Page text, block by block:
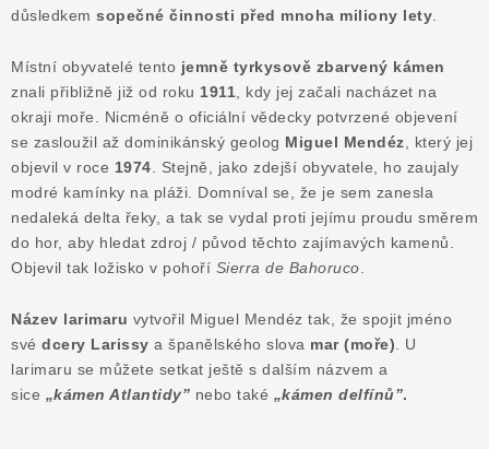
Výkup minerálů a drahých kamenů
Formulář pro uplatnění reklamace
Formulář pro odstoupení od smlouvy
Poučení o právu na odstoupení od smlouvy
důsledkem sopečné činnosti před mnoha miliony lety
Místní obyvatelé tento jemně tyrkysově zbarvený kámen
znali přibližně již od roku 1911 , kdy jej začali nacházet na
okraji moře. Nicméně o oficiální vědecky potvrzené objevení
se zasloužil až dominikánský geolog Miguel Mendéz , který jej
objevil v roce 1974 . Stejně, jako zdejší obyvatele, ho zaujaly
modré kamínky na pláži. Domníval se, že je sem zanesla
nedaleká delta řeky, a tak se vydal proti jejímu proudu směrem
do hor, aby hledat zdroj / původ těchto zajímavých kamenů.
Objevil tak ložisko v pohoří Sierra de Bahoruco
Název larimaru vytvořil Miguel Mendéz tak, že spojit jméno
své dcery Larissy a španělského slova mar (moře)
U
larimaru se můžete setkat ještě s dalším názvem a
sice „kámen Atlantidy” nebo také „kámen delfínů”.